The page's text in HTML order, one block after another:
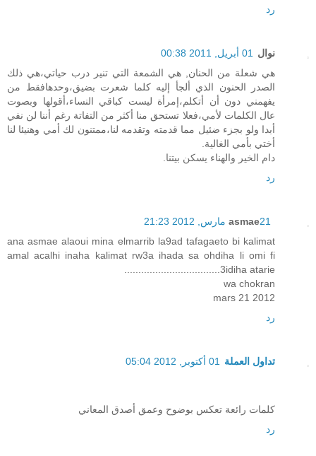
رد
نوال
01 أبريل, 2011 00:38
هي شعلة من الحنان, هي الشمعة التي تنير درب حياتي،هي ذلك
الصدر الحنون الذي ألجأ إليه كلما شعرت بضيق،وحدهافقط من
يفهمني دون أن أتكلم،إمرأة ليست كباقي النساء،أقولها وبصوت
عال الكلمات لأمي،فعلا تستحق منا أكثر من التفاتة رغم أننا لن نفي
أبدا ولو بجزء ضئيل مما قدمته وتقدمه لنا،ممتنون لك أمي وهنيئا لنا
أختي بأمي الغالية.
دام الخير والهناء يسكن بيتنا.
رد
asmae21 مارس, 2012 21:23
ana asmae alaoui mina elmarrib la9ad tafagaeto bi kalimat
amal acalhi inaha kalimat rw3a ihada sa ohdiha li omi fi
3idiha atarie..................................
wa chokran
2012 mars 21
رد
تداول العملة 01 أكتوبر, 2012 05:04
كلمات رائعة تعكس بوضوح وعمق أصدق المعاني
رد